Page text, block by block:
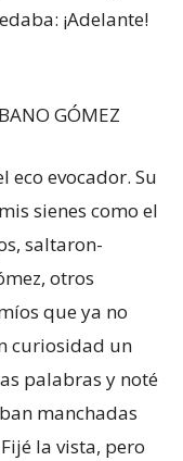
¡Adelante!
GÓMEZ
eco evocador. Su
sienes como el
saltaron-
otros
que ya no
curiosidad un
palabras y noté
manchadas
la vista, pero